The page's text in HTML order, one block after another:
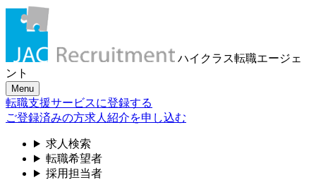
ハイクラス転職エージェ
ント
Menu
転職支援サービスに登録する
ご登録済みの方求人紹介を申し込む
求人検索
転職希望者
採用担当者